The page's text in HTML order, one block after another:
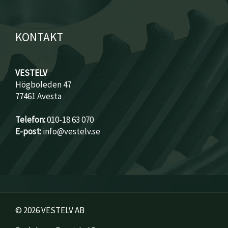
KONTAKT
VESTELV
Högboleden 47
77461 Avesta
Telefon:010-18 63 070
E-post:info@vestelv.se
© 2026 VESTELV AB